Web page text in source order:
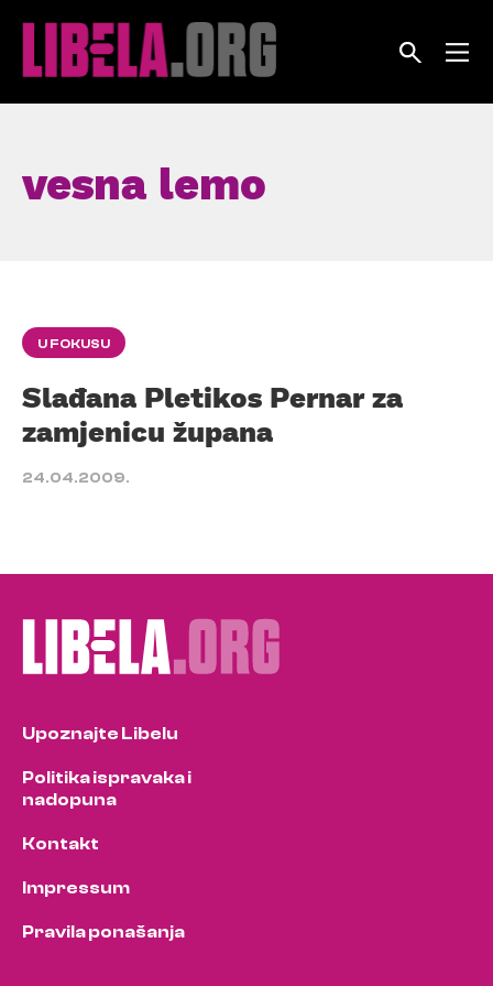
vesna lemo
U FOKUSU
Slađana Pletikos Pernar za
zamjenicu župana
24.04.2009.
Upoznajte Libelu
Politika ispravaka i
nadopuna
Kontakt
Impressum
Pravila ponašanja